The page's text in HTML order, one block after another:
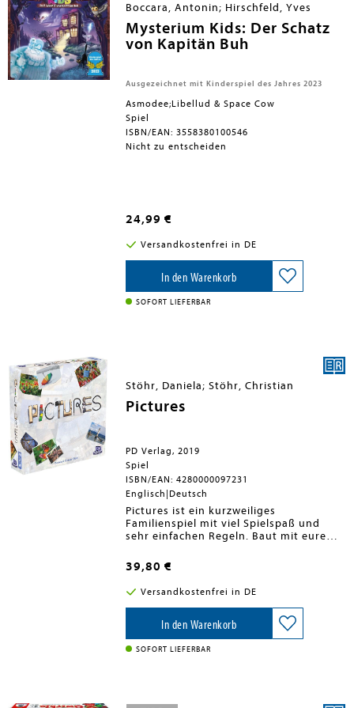
Boccara, Antonin; Hirschfeld, Yves
Mysterium Kids: Der Schatz
von Kapitän Buh
Ausgezeichnet mit Kinderspiel des Jahres 2023
Asmodee;Libellud & Space Cow
Spiel
ISBN/EAN: 3558380100546
Nicht zu entscheiden
24,99 €
Versandkostenfrei in DE
In den Warenkorb
SOFORT LIEFERBAR
Stöhr, Daniela; Stöhr, Christian
Pictures
PD Verlag, 2019
Spiel
ISBN/EAN: 4280000097231
Englisch|Deutsch
Pictures ist ein kurzweiliges
Familienspiel mit viel Spielspaß und
sehr einfachen Regeln. Baut mit eurem
farbige Würfelchen, Schnürsenkel,
Steine und Stöcke oder Symbolkarten,
eines der Fotos möglichst treffend nach
und rätselt, was eure Mitspieler so
gebaut haben:Zieht je ein Plättchen aus
dem Beutel, um euer geheimes Foto zu
bestimmen.Gestaltet so deutlich wie
möglich das Motiv eures Fotos.Findet
39,80 €
Versandkostenfrei in DE
In den Warenkorb
SOFORT LIEFERBAR